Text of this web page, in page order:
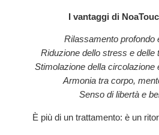
I vantaggi di
Rilassamento profondo
Riduzione dello stress e delle
Stimolazione della circolazione
Armonia tra corpo,
Senso di libertà e
È più di un trattamento: è un